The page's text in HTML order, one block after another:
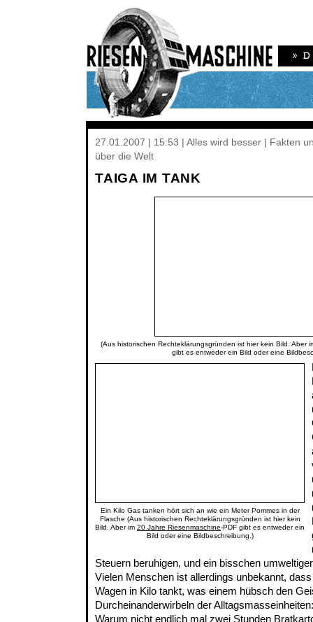
27.01.2007 | 15:53 | Alles wird besser | Fakten
über die Welt
TAIGA IM TANK
(Aus historischen Rechteklärungsgründen ist hier kein Bild. Aber
gibt es entweder ein Bild oder eine
Ein Kilo Gas tanken hört sich an wie ein Meter Pommes in der
Flasche (Aus historischen Rechteklärungsgründen ist hier kein
Bild. Aber im 20 Jahre Riesenmaschine-PDF gibt es entweder ein
Bild oder eine Bildbeschreibung.)
Steuern beruhigen, und ein bisschen
Vielen Menschen ist allerdings unbekannt,
Wagen in Kilo tankt, was einem hübsch den
Durcheinanderwirbeln der Alltagsmasseinheiten:
Warum nicht endlich mal zwei Stunden